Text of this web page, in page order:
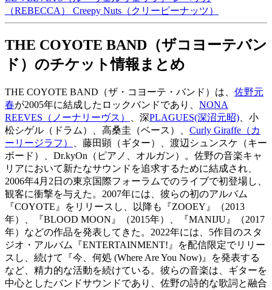
（REBECCA） Creepy Nuts（クリーピーナッツ）
THE COYOTE BAND（ザコヨーテバン
ド）のチケット情報まとめ
THE COYOTE BAND（ザ・コヨーテ・バンド）は、 佐野元
春が2005年に結成したロックバンドであり、 NONA
REEVES（ノーナリーヴス）
、深PLAGUES(深沼元昭) 、小
松シゲル（ドラム）、高桑圭（ベース）、 Curly Giraffe（カ
ーリージラフ）
、藤田顕（ギター）、渡辺シュンスケ（キー
ボード）、Dr.kyOn（ピアノ、オルガン）。佐野の音楽キャ
リアにおいて新たなサウンドを追求するために結成され、
2006年4月2日の東京国際フォーラムでのライブで初登場し、
観客に衝撃を与えた。2007年には、彼らの初のアルバム
『COYOTE』をリリースし、以降も『ZOOEY』（2013
年）、『BLOOD MOON』（2015年）、『MANIJU』（2017
年）などの作品を発表してきた。2022年には、5作目のスタ
ジオ・アルバム『ENTERTAINMENT!』を配信限定でリリー
スし、続けて『今、何処 (Where Are You Now)』を発表する
など、精力的な活動を続けている。彼らの音楽は、ギターを
中心としたバンドサウンドであり、佐野の詩的な歌詞と融合